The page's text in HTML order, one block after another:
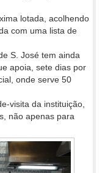
lotada, acolhendo
com uma lista de
S. José tem ainda
apoia, sete dias por
onde serve 50
visita da instituição,
não apenas para